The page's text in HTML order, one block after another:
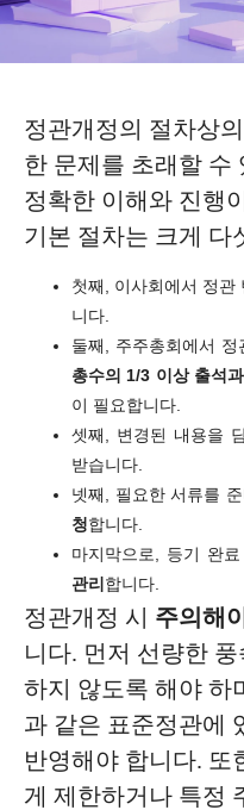
정관개정의 절차상
한 문제를 초래할 수
정확한 이해와 진행
기본 절차는 크게 다
첫째, 이사회에서 정관
니다.
둘째, 주주총회에서 정
총수의 1/3 이상 출석
이 필요합니다.
셋째, 변경된 내용을
받습니다.
넷째, 필요한 서류를
청합니다.
마지막으로, 등기 완
관리 합니다.
정관개정 시 주의해
니다. 먼저 선량한
하지 않도록 해야 하
과 같은 표준정관에
반영해야 합니다. 또
게 제한하거나 특정